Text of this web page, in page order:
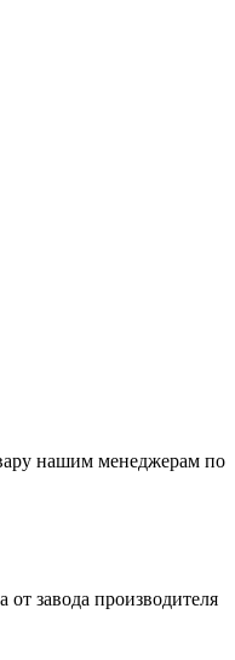
нашим менеджерам по
от завода производителя